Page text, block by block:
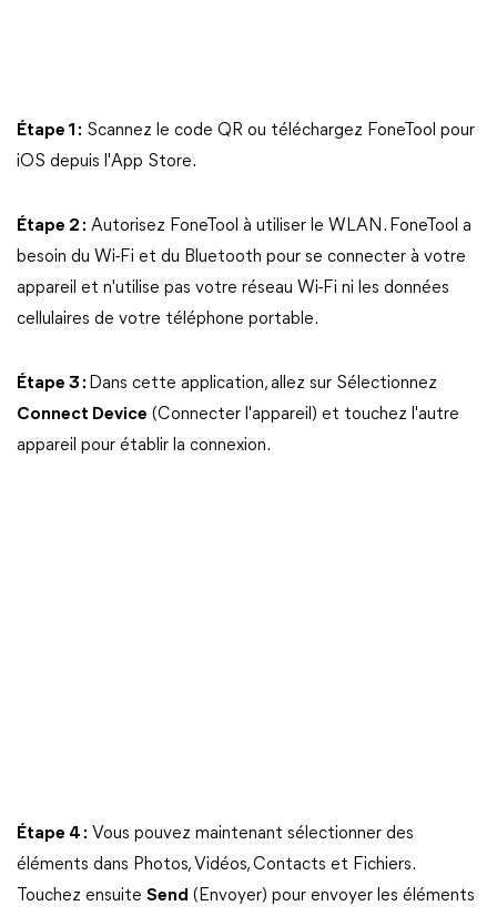
Étape 1 : Scannez le code QR ou téléchargez FoneTool pour
iOS depuis l'App Store.
Étape 2 : Autorisez FoneTool à utiliser le WLAN. FoneTool a
besoin du Wi-Fi et du Bluetooth pour se connecter à votre
appareil et n'utilise pas votre réseau Wi-Fi ni les données
cellulaires de votre téléphone portable.
Étape 3 : Dans cette application, allez sur Sélectionnez
Connect Device (Connecter l'appareil) et touchez l'autre
appareil pour établir la connexion.
Étape 4 : Vous pouvez maintenant sélectionner des
éléments dans Photos, Vidéos, Contacts et Fichiers.
Touchez ensuite Send (Envoyer) pour envoyer les éléments